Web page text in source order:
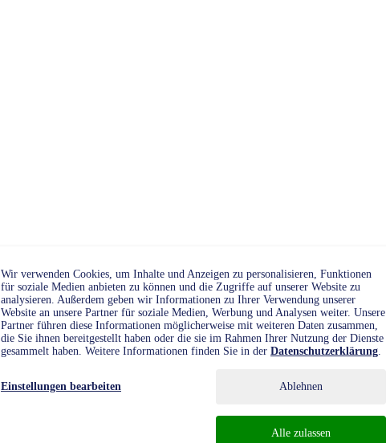
Wir verwenden Cookies, um Inhalte und Anzeigen zu personalisieren, Funktionen
für soziale Medien anbieten zu können und die Zugriffe auf unserer Website zu
analysieren. Außerdem geben wir Informationen zu Ihrer Verwendung unserer
Website an unsere Partner für soziale Medien, Werbung und Analysen weiter. Unsere
Partner führen diese Informationen möglicherweise mit weiteren Daten zusammen,
die Sie ihnen bereitgestellt haben oder die sie im Rahmen Ihrer Nutzung der Dienste
gesammelt haben. Weitere Informationen finden Sie in der Datenschutzerklärung.
Einstellungen bearbeiten Ablehnen
Alle zulassen